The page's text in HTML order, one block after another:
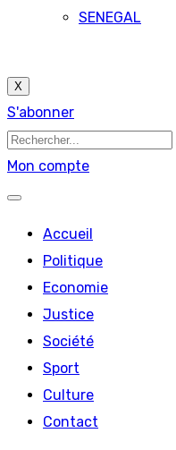
SENEGAL
X
S'abonner
Mon compte
Accueil
Politique
Economie
Justice
Société
Sport
Culture
Contact